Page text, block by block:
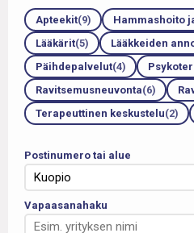
Apteekit(9) Hammashoito
Lääkärit(5) Lääkkeiden
Päihdepalvelut(4)
Ravitsemusneuvonta(6)
Terapeuttinen keskustelu(2)
Postinumero tai alue
Vapaasanahaku